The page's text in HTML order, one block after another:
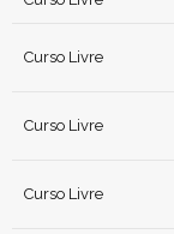
Curso Livre
Curso Livre
Curso Livre